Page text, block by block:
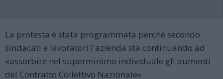
La protesta è stata programmata perchè secondo
sindacati e lavoratori l'azienda sta continuando ad
«assorbire nel superminimo individuale gli aumenti
del Contratto Collettivo Nazionale»